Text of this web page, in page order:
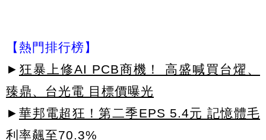
【熱門排行榜】
► 狂暴上修AI PCB商機！ 高盛喊買台燿、
臻鼎、台光電 目標價曝光
► 華邦電超狂！第二季EPS 5.4元 記憶體毛
利率飆至70.3%